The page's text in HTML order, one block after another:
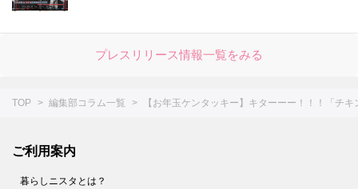
プレスリリース情報一覧をみる
TOP 編集部コラム一覧 【お年玉ケンタッキー】キターーー！！！「チ
ご利用案内
暮らしニスタとは？